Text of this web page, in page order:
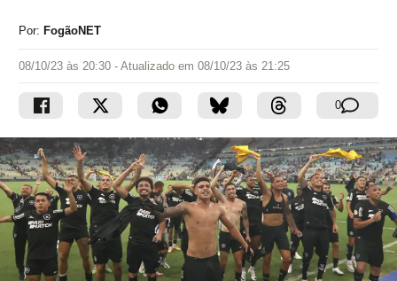
Por: FogãoNET
08/10/23 às 20:30 - Atualizado em 08/10/23 às 21:25
0